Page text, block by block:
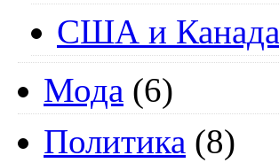
США и Канада
Мода (6)
Политика (8)